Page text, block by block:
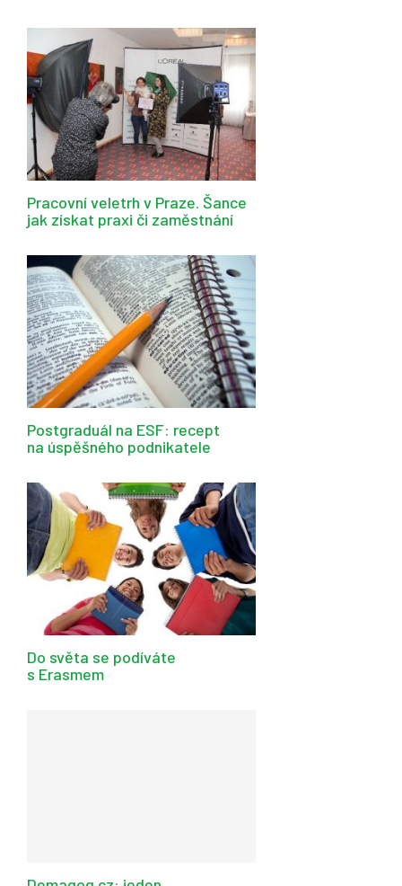
Pracovní veletrh v Praze. Šance
jak získat praxi či zaměstnání
Postgraduál na ESF: recept
na úspěšného podnikatele
Do světa se podíváte
s Erasmem